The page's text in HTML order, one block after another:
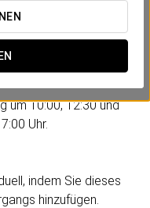
um 10:00, 12:30 und
Uhr.
indem Sie dieses
hinzufügen.